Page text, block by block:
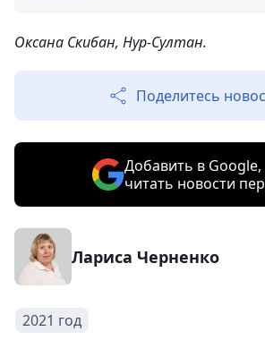
Оксана Скибан, Нур-Султан.
Поделитесь
Добавить в
читать новости
Лариса Черненко
2021 год